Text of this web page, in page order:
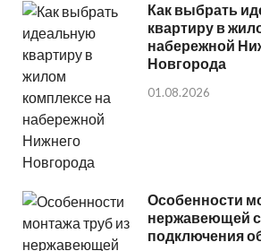
Как выбрать
квартиру в
набережной
Новгорода
01.08.2026
Особенности
нержавеющей
подключения